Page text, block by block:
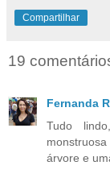
Compartilhar
19
Fernanda
Tudo
árvore e